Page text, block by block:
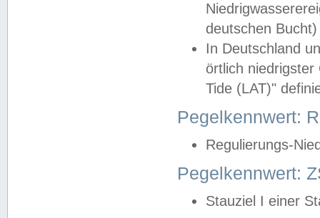
deutschen
In Deutschland
örtlich
Tide (LAT)"
Pegelkennwert:
Regulierungs-
Pegelkennwert:
Stauziel I einer